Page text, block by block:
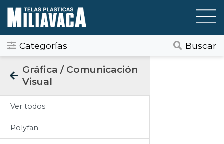
Categorías Buscar
Categorias
Todos
Gráfica / Comunicación Visual
Gráfica / Comunicación
Visual
Ver todos
Polyfan
Tapicería